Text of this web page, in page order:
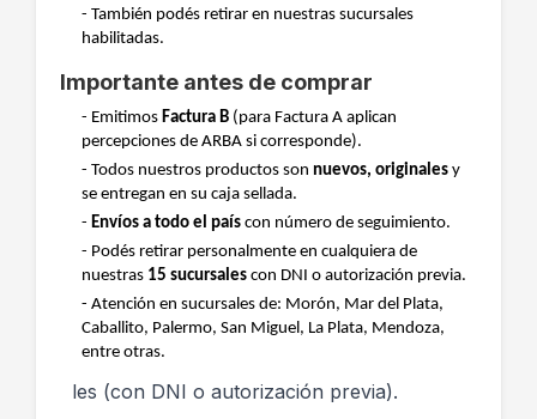
- También podés retirar en nuestras sucursales
habilitadas.
Importante antes de comprar
- Emitimos Factura B (para Factura A aplican
percepciones de ARBA si corresponde).
- Todos nuestros productos son nuevos, originales y
se entregan en su caja sellada.
- Envíos a todo el país con número de seguimiento.
- Podés retirar personalmente en cualquiera de
nuestras 15 sucursales con DNI o autorización previa.
- Atención en sucursales de: Morón, Mar del Plata,
Caballito, Palermo, San Miguel, La Plata, Mendoza,
entre otras.
les (con DNI o autorización previa).